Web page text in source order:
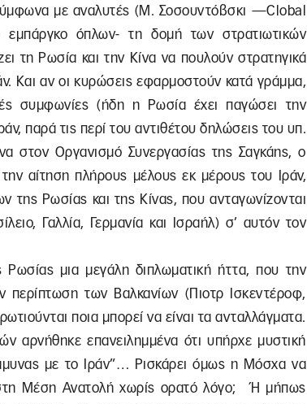
με αναλυτές (Μ. Σοσουντόβσκι —Clobal
εμπάργκο όπλων- τη δομή των στρατιωτικών
τη Ρωσία και την Κίνα να πουλούν στρατηγικά
Και αν οι κυρώσεις εφαρμοστούν κατά γράμμα,
συμφωνίες (ήδη η Ρωσία έχει παγώσει την
παρά τις περί του αντιθέτου δηλώσεις του υπ.
στον Οργανισμό Συνεργασίας της Σαγκάης, ο
αίτηση πλήρους μέλους εκ μέρους του Ιράν,
της Ρωσίας και της Κίνας, που ανταγωνίζονται
Γαλλία, Γερμανία και Ισραήλ) σ’ αυτόν τον
μια μεγάλη διπλωματική ήττα, που την
των Βαλκανίων (Πιοτρ Ισκεντέροφ,
ποια μπορεί να είναι τα ανταλλάγματα.
αρνήθηκε επανειλημμένα ότι υπήρχε μυστική
με το Ιράν”… Ρισκάρει όμως η Μόσχα να
στη Μέση Ανατολή χωρίς ορατό λόγο; Ή μήπως